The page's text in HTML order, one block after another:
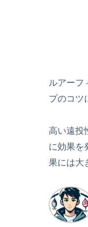
ルアーフ
プのコツ
高い遠投
に効果を
果には大